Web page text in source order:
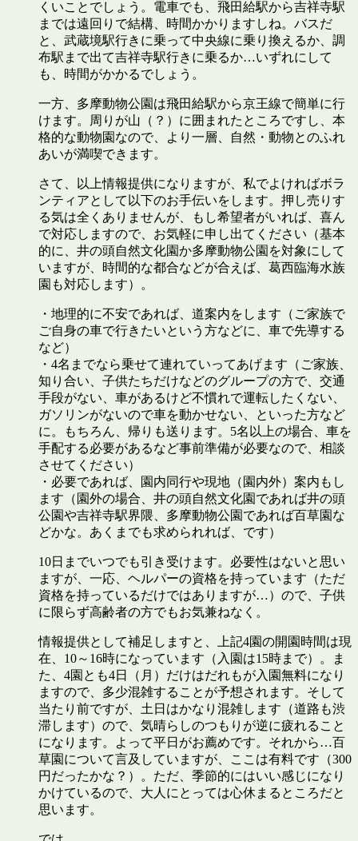
くいことでしょう。電車でも、飛田給駅から吉祥寺駅
までは遠回りで結構、時間かかりますしね。バスだ
と、武蔵境駅行きに乗って中央線に乗り換えるか、調
布駅まで出て吉祥寺駅行きに乗るか…いずれにして
も、時間がかかるでしょう。
一方、多摩動物公園は飛田給駅から京王線で簡単に行
けます。周りが山（？）に囲まれたところですし、本
格的な動物園なので、より一層、自然・動物とのふれ
あいが満喫できます。
さて、以上情報提供になりますが、私でよければボラ
ンティアとして以下のお手伝いをします。押し売りす
る気は全くありませんが、もし希望者がいれば、喜ん
で対応しますので、お気軽に申し出てください（基本
的に、井の頭自然文化園か多摩動物公園を対象にして
いますが、時間的な都合などが合えば、葛西臨海水族
園も対応します）。
・地理的に不安であれば、道案内をします（ご家族で
ご自身の車で行きたいという方などに、車で先導する
など）
・4名までなら乗せて連れていってあげます（ご家族、
知り合い、子供たちだけなどのグループの方で、交通
手段がない、車があるけど不慣れで運転したくない、
ガソリンがないので車を動かせない、といった方など
に。もちろん、帰りも送ります。5名以上の場合、車を
手配する必要があるなど事前準備が必要なので、相談
させてください）
・必要であれば、園内同行や現地（園内外）案内もし
ます（園外の場合、井の頭自然文化園であれば井の頭
公園や吉祥寺駅界隈、多摩動物公園であれば百草園な
どかな。あくまでも求められれば、です）
10日までいつでも引き受けます。必要性はないと思い
ますが、一応、ヘルパーの資格を持っています（ただ
資格を持っているだけではありますが…）ので、子供
に限らず高齢者の方でもお気兼ねなく。
情報提供として補足しますと、上記4園の開園時間は現
在、10～16時になっています（入園は15時まで）。ま
た、4園とも4日（月）だけはだれもが入園無料になり
ますので、多少混雑することが予想されます。そして
当たり前ですが、土日はかなり混雑します（道路も渋
滞します）ので、気晴らしのつもりが逆に疲れること
になります。よって平日がお薦めです。それから…百
草園について言及していますが、ここは有料です（300
円だったかな？）。ただ、季節的にはいい感じになり
かけているので、大人にとっては心休まるところだと
思います。